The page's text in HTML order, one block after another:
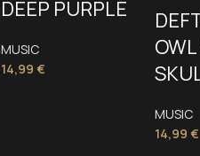
DEEP PURPLE
MUSIC
14,99 €
MUSIC
14,99 €